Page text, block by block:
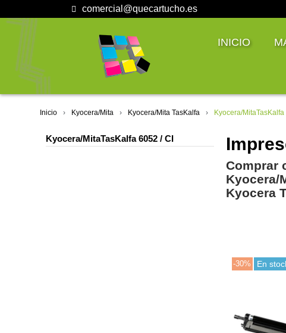
comercial@quecartucho.es
INICIO
Inicio Kyocera/Mita Kyocera/Mita TasKalfa Kyocera/MitaTasKalfa
Kyocera/MitaTasKalfa 6052 / CI
Comprar
Kyocera/
Kyocera
-30% En